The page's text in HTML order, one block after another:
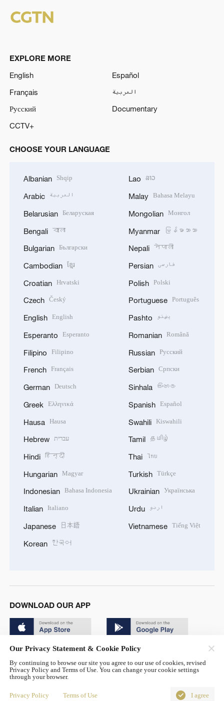
EXPLORE MORE
English
Español
Français
العربية
Русский
Documentary
CCTV+
CHOOSE YOUR LANGUAGE
Albanian Shqip
Arabic العربية
Belarusian Беларуская
Bengali বাংলা
Bulgarian Български
Cambodian ខ្មែរ
Croatian Hrvatski
Czech Český
English English
Esperanto Esperanto
Filipino Filipino
French Français
German Deutsch
Greek Ελληνικά
Hausa Hausa
Hebrew עברית
Hindi हिन्दी
Hungarian Magyar
Indonesian Bahasa Indonesia
Italian Italiano
Japanese 日本語
Korean 한국어
Lao ລາວ
Malay Bahasa Melayu
Mongolian Монгол
Myanmar မြန်မာဘာသာ
Nepali नेपाली
Persian فارسی
Polish Polski
Portuguese Português
Pashto پښتو
Romanian Română
Russian Русский
Serbian Српски
Sinhala සිංහල
Spanish Español
Swahili Kiswahili
Tamil தமிழ்
Thai ไทย
Turkish Türkçe
Ukrainian Українська
Urdu اردو
Vietnamese Tiếng Việt
DOWNLOAD OUR APP
© China Radio International.CRI. All Rights Reserved. 16A
Our Privacy Statement & Cookie Policy
By continuing to browse our site you agree to our use of cookies, revised
Privacy Policy and Terms of Use. You can change your cookie settings
through your browser.
Privacy Policy Terms of Use I agree